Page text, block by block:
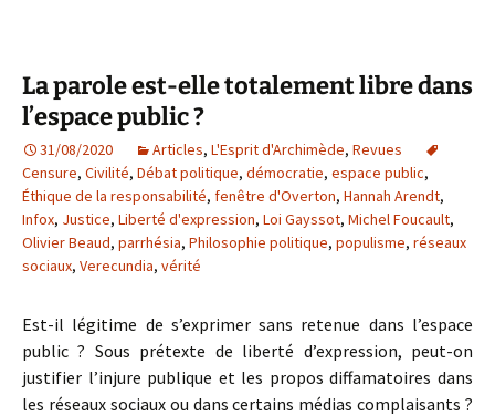
La parole est-elle totalement libre dans
l’espace public ?
31/08/2020 Articles, L'Esprit d'Archimède, Revues
Censure, Civilité, Débat politique, démocratie, espace public,
Éthique de la responsabilité, fenêtre d'Overton, Hannah Arendt,
Infox, Justice, Liberté d'expression, Loi Gayssot, Michel Foucault,
Olivier Beaud, parrhésia, Philosophie politique, populisme, réseaux
sociaux, Verecundia, vérité
Est-il légitime de s’exprimer sans retenue dans l’espace
public ? Sous prétexte de liberté d’expression, peut-on
justifier l’injure publique et les propos diffamatoires dans
les réseaux sociaux ou dans certains médias complaisants ?